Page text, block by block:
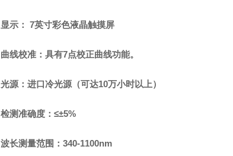
显示： 7英寸彩色液晶触摸屏
曲线校准： 具有7点校正曲线功能。
光源：进口冷光源（可达10万小时以上）
检测准确度： ≤±5%
波长测量范围： 340-1100nm